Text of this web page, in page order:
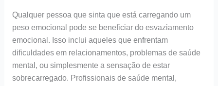
Qualquer pessoa que sinta que está carregando um
peso emocional pode se beneficiar do esvaziamento
emocional. Isso inclui aqueles que enfrentam
dificuldades em relacionamentos, problemas de saúde
mental, ou simplesmente a sensação de estar
sobrecarregado. Profissionais de saúde mental,